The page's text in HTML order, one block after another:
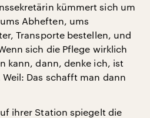
kümmert sich um
Abheften, ums
Transporte bestellen, und
sich die Pflege wirklich
kann, dann, denke ich, ist
Das schafft man dann
ihrer Station spiegelt die